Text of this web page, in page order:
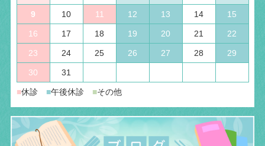
9 10 11 12 13 14 15
16 17 18 19 20 21 22
23 24 25 26 27 28 29
30 31
■休診 ■午後休診 ■その他